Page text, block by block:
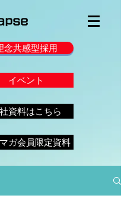
念共感型採用
イベント
資料はこちら
ガ会員限定資料